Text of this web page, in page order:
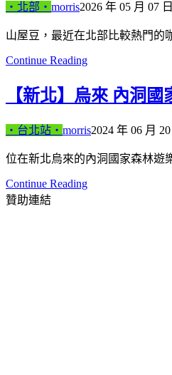
‧北部‧ morris2026 年 05 月 07 日
山屋豆，最近在北部比較熱門的
Continue Reading
【新北】烏來 內洞
‧台北站‧ morris2024 年 06 月 20
位在新北烏來的內洞國家森林遊
Continue Reading
贊助連結